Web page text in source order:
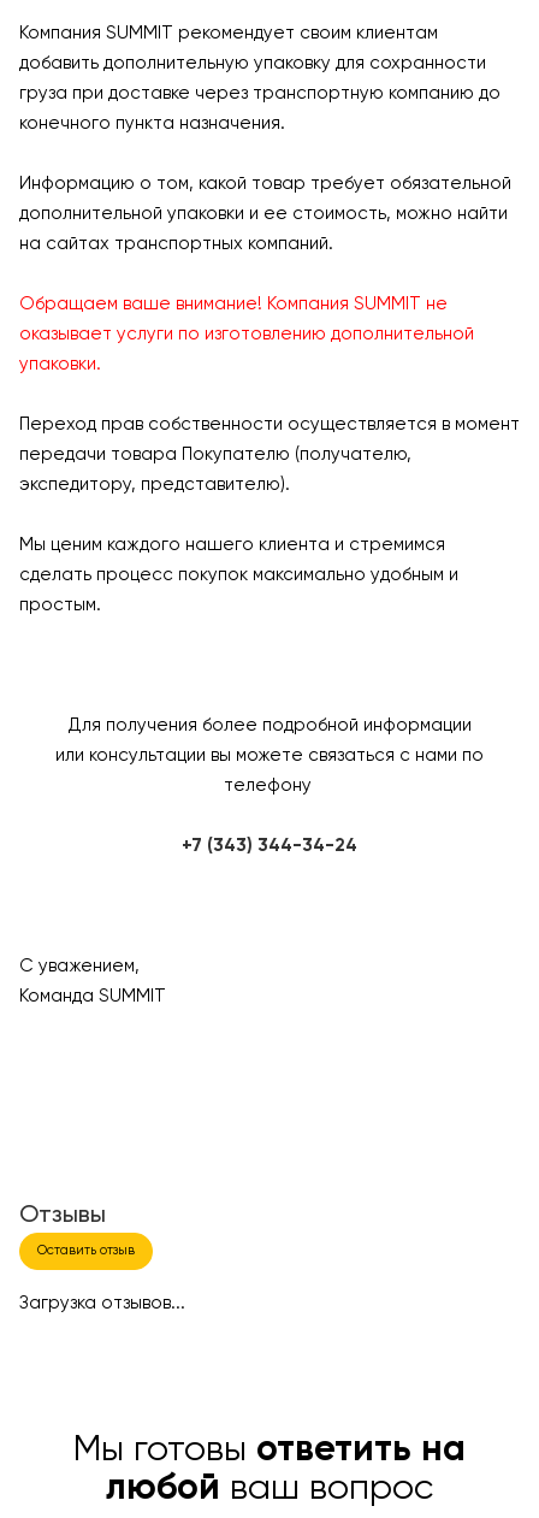
Компания SUMMIT рекомендует своим клиентам
добавить дополнительную упаковку для сохранности
груза при доставке через транспортную компанию до
конечного пункта назначения.
Информацию о том, какой товар требует обязательной
дополнительной упаковки и ее стоимость, можно найти
на сайтах транспортных компаний.
Обращаем ваше внимание! Компания SUMMIT не
оказывает услуги по изготовлению дополнительной
упаковки.
Переход прав собственности осуществляется в момент
передачи товара Покупателю (получателю,
экспедитору, представителю).
Мы ценим каждого нашего клиента и стремимся
сделать процесс покупок максимально удобным и
простым.
Для получения более подробной информации
или консультации вы можете связаться с нами по
телефону
+7 (343) 344-34-24
С уважением,
Команда SUMMIT
Отзывы
Оставить отзыв
Загрузка отзывов...
Мы готовы ответить на
любой ваш вопрос